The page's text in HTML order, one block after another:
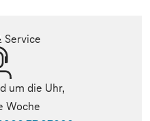
Service
um die Uhr,
Woche